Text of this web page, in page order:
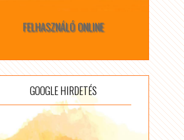
FELHASZNÁLÓ ONLINE
GOOGLE HIRDETÉS